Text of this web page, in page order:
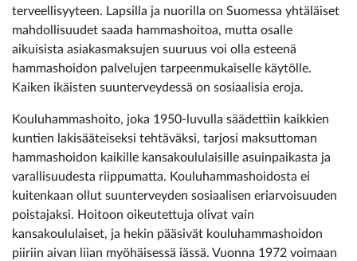
terveellisyyteen. Lapsilla ja nuorilla on Suomessa yhtäläiset
mahdollisuudet saada hammashoitoa, mutta osalle
aikuisista asiakasmaksujen suuruus voi olla esteenä
hammashoidon palvelujen tarpeenmukaiselle käytölle.
Kaiken ikäisten suunterveydessä on sosiaalisia eroja.
Kouluhammashoito, joka 1950-luvulla säädettiin kaikkien
kuntien lakisääteiseksi tehtäväksi, tarjosi maksuttoman
hammashoidon kaikille kansakoululaisille asuinpaikasta ja
varallisuudesta riippumatta. Kouluhammashoidosta ei
kuitenkaan ollut suunterveyden sosiaalisen eriarvoisuuden
poistajaksi. Hoitoon oikeutettuja olivat vain
kansakoululaiset, ja hekin pääsivät kouluhammashoidon
piiriin aivan liian myöhäisessä iässä. Vuonna 1972 voimaan